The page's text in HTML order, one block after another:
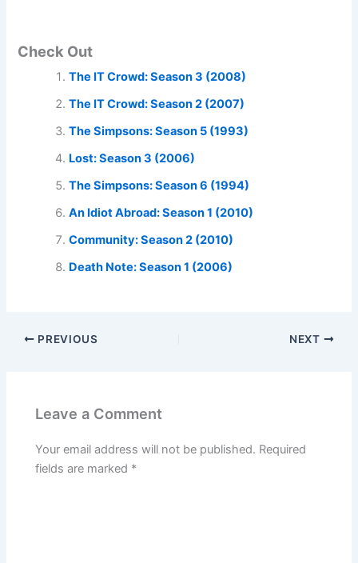
Check Out
The IT Crowd: Season 3 (2008)
The IT Crowd: Season 2 (2007)
The Simpsons: Season 5 (1993)
Lost: Season 3 (2006)
The Simpsons: Season 6 (1994)
An Idiot Abroad: Season 1 (2010)
Community: Season 2 (2010)
Death Note: Season 1 (2006)
PREVIOUS NEXT
Leave a Comment
Your email address will not be published. Required
fields are marked *